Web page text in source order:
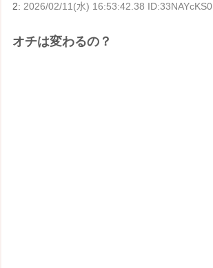
2: 2026/02/11(水) 16:53:42.38 ID:33NAYcKS0
オチは変わるの？